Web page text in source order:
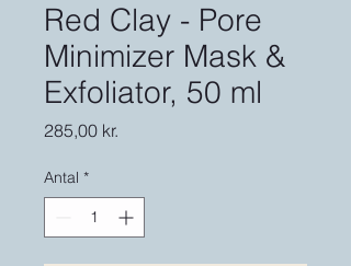
Red Clay - Pore
Minimizer Mask &
Exfoliator, 50 ml
285,00 kr.
Antal *